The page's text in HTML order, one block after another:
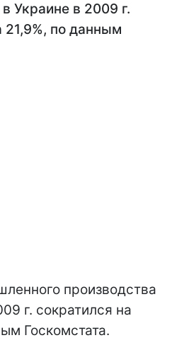
Украине в 2009 г.
21,9%, по данным
производства
г. сократился на
Госкомстата.